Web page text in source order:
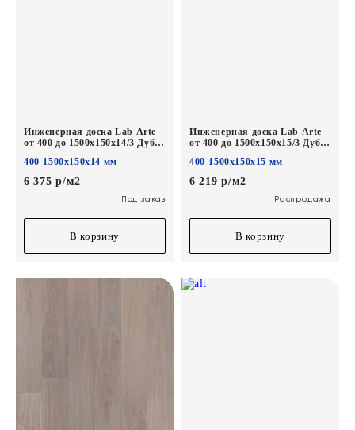
Инженерная доска Lab Arte
от 400 до 1500х150х14/3 Дуб
400-1500х150х14 мм
6 375 р/м2
Под заказ
В корзину
Инженерная доска Lab Arte
от 400 до 1500х150х15/3 Дуб
400-1500х150х15 мм
6 219 р/м2
Распродажа
В корзину